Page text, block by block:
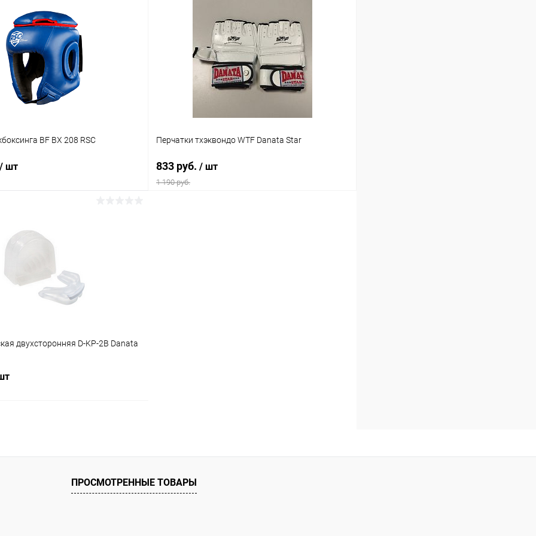
Сравнение
В наличии
Купить в 1 клик Сравнение
В избранное В наличии
BF BX 208 RSC
/ шт
Перчатки тхэквондо WTF Danata Star
833 руб. / шт
1 190 руб.
двухсторонняя D-KP-2B Danata
Сравнение
Под заказ
ПРОСМОТРЕННЫЕ ТОВАРЫ